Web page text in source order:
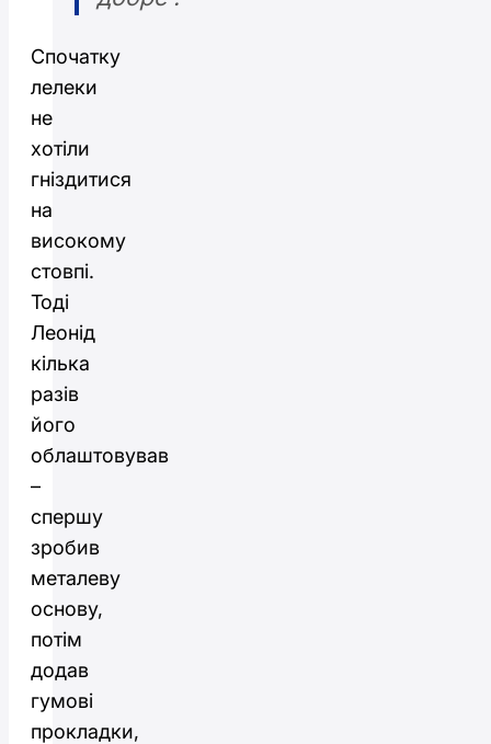
Спочатку
лелеки
не
хотіли
гніздитися
на
високому
стовпі.
Тоді
Леонід
кілька
разів
його
облаштовував
–
спершу
зробив
металеву
основу,
потім
додав
гумові
прокладки,